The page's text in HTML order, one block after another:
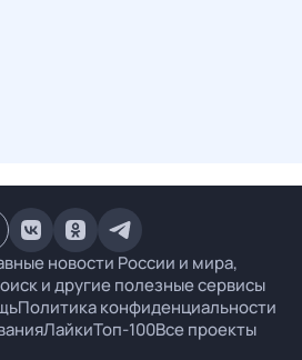
новости России и мира,
и другие полезные сервисы
Политика конфиденциальности
ЛайкиТоп-100Все проекты